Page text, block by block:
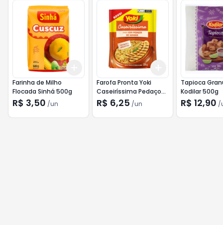
+10
Add
Farinha de Milho
Flocada Sinhá 500g
R$ 3,50 /un
+10
Add
Farofa Pronta Yoki
Caseiríssima Pedaços
de Banana 200g
R$ 6,25 /un
Tapioca
Kodilar 500g
R$ 12,90 /